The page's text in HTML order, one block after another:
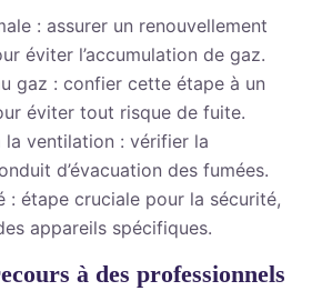
: assurer un renouvellement
éviter l’accumulation de gaz.
gaz : confier cette étape à un
éviter tout risque de fuite.
la ventilation : vérifier la
d’évacuation des fumées.
: étape cruciale pour la sécurité,
appareils spécifiques.
à des professionnels